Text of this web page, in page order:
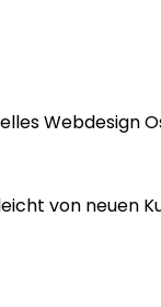
von neuen